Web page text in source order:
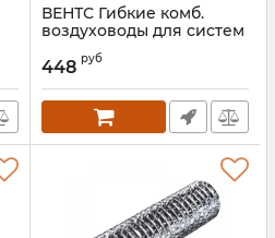
ВЕНТС Гибкие комб.
воздуховоды для систем
вентиляции Поливент
605М1/203/10 (сетка)
Артикул: 00000022643
448 руб